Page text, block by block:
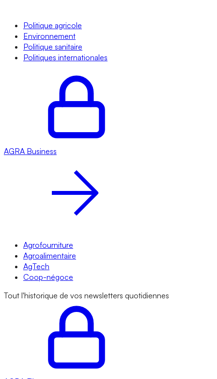
Politique agricole
Environnement
Politique sanitaire
Politiques internationales
AGRA Business
Agrofourniture
Agroalimentaire
AgTech
Coop-négoce
Tout l'historique de vos newsletters quotidiennes